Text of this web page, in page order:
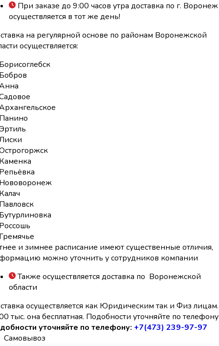
При заказе до 9:00 часов утра доставка по г. Воронеж
осуществляется в тот же день!
на регулярной основе по районам Воронежской
осуществляется:
и зимнее расписание имеют существенные отличия,
можно уточнить у сотрудников компании
Также осуществляется доставка по Воронежской
области
осуществляется как Юридическим так и Физ
тыс. она бесплатная. Подобности уточняйте по
уточняйте по телефону: +7(473) 239-97-97
Самовывоз